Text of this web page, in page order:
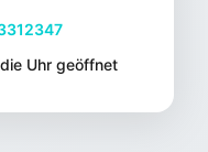
Uhr geöffnet